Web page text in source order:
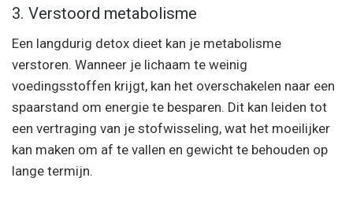
3. Verstoord metabolisme
Een langdurig detox dieet kan je metabolisme
verstoren. Wanneer je lichaam te weinig
voedingsstoffen krijgt, kan het overschakelen naar een
spaarstand om energie te besparen. Dit kan leiden tot
een vertraging van je stofwisseling, wat het moeilijker
kan maken om af te vallen en gewicht te behouden op
lange termijn.